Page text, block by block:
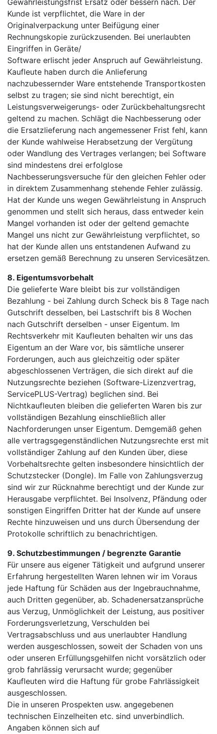
Gewährleistungsfrist Ersatz oder bessern nach. Der
Kunde ist verpflichtet, die Ware in der
Originalverpackung unter Beifügung einer
Rechnungskopie zurückzusenden. Bei unerlaubten
Eingriffen in Geräte/
Software erlischt jeder Anspruch auf Gewährleistung.
Kaufleute haben durch die Anlieferung
nachzubessernder Ware entstehende Transportkosten
selbst zu tragen; sie sind nicht berechtigt, ein
Leistungsverweigerungs- oder Zurückbehaltungsrecht
geltend zu machen. Schlägt die Nachbesserung oder
die Ersatzlieferung nach angemessener Frist fehl, kann
der Kunde wahlweise Herabsetzung der Vergütung
oder Wandlung des Vertrages verlangen; bei Software
sind mindestens drei erfolglose
Nachbesserungsversuche für den gleichen Fehler oder
in direktem Zusammenhang stehende Fehler zulässig.
Hat der Kunde uns wegen Gewährleistung in Anspruch
genommen und stellt sich heraus, dass entweder kein
Mangel vorhanden ist oder der geltend gemachte
Mangel uns nicht zur Gewährleistung verpflichtet, so
hat der Kunde allen uns entstandenen Aufwand zu
ersetzen gemäß Berechnung zu unseren Servicesätzen.
8. Eigentumsvorbehalt
Die gelieferte Ware bleibt bis zur vollständigen
Bezahlung - bei Zahlung durch Scheck bis 8 Tage nach
Gutschrift desselben, bei Lastschrift bis 8 Wochen
nach Gutschrift derselben - unser Eigentum. Im
Rechtsverkehr mit Kaufleuten behalten wir uns das
Eigentum an der Ware vor, bis sämtliche unserer
Forderungen, auch aus gleichzeitig oder später
abgeschlossenen Verträgen, die sich direkt auf die
Nutzungsrechte beziehen (Software-Lizenzvertrag,
ServicePLUS-Vertrag) beglichen sind. Bei
Nichtkaufleuten bleiben die gelieferten Waren bis zur
vollständigen Bezahlung einschließlich aller
Nachforderungen unser Eigentum. Demgemäß gehen
alle vertragsgegenständlichen Nutzungsrechte erst mit
vollständiger Zahlung auf den Kunden über, diese
Vorbehaltsrechte gelten insbesondere hinsichtlich der
Schutzstecker (Dongle). Im Falle von Zahlungsverzug
sind wir zur Rücknahme berechtigt und der Kunde zur
Herausgabe verpflichtet. Bei Insolvenz, Pfändung oder
sonstigen Eingriffen Dritter hat der Kunde auf unsere
Rechte hinzuweisen und uns durch Übersendung der
Protokolle schriftlich zu benachrichtigen.
9. Schutzbestimmungen / begrenzte Garantie
Für unsere aus eigener Tätigkeit und aufgrund unserer
Erfahrung hergestellten Waren lehnen wir im Voraus
jede Haftung für Schäden aus der Ingebrauchnahme,
auch Dritten gegenüber, ab. Schadenersatzansprüche
aus Verzug, Unmöglichkeit der Leistung, aus positiver
Forderungsverletzung, Verschulden bei
Vertragsabschluss und aus unerlaubter Handlung
werden ausgeschlossen, soweit der Schaden von uns
oder unseren Erfüllungsgehilfen nicht vorsätzlich oder
grob fahrlässig verursacht wurde; gegenüber
Kaufleuten wird die Haftung für grobe Fahrlässigkeit
ausgeschlossen.
Die in unseren Prospekten usw. angegebenen
technischen Einzelheiten etc. sind unverbindlich.
Angaben können sich auf